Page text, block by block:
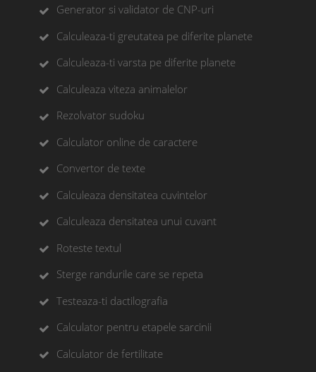
Generator si validator de CNP-uri
Calculeaza-ti greutatea pe diferite planete
Calculeaza-ti varsta pe diferite planete
Calculeaza viteza animalelor
Rezolvator sudoku
Calculator online de caractere
Convertor de texte
Calculeaza densitatea cuvintelor
Calculeaza densitatea unui cuvant
Roteste textul
Sterge randurile care se repeta
Testeaza-ti dactilografia
Calculator pentru etapele sarcinii
Calculator de fertilitate